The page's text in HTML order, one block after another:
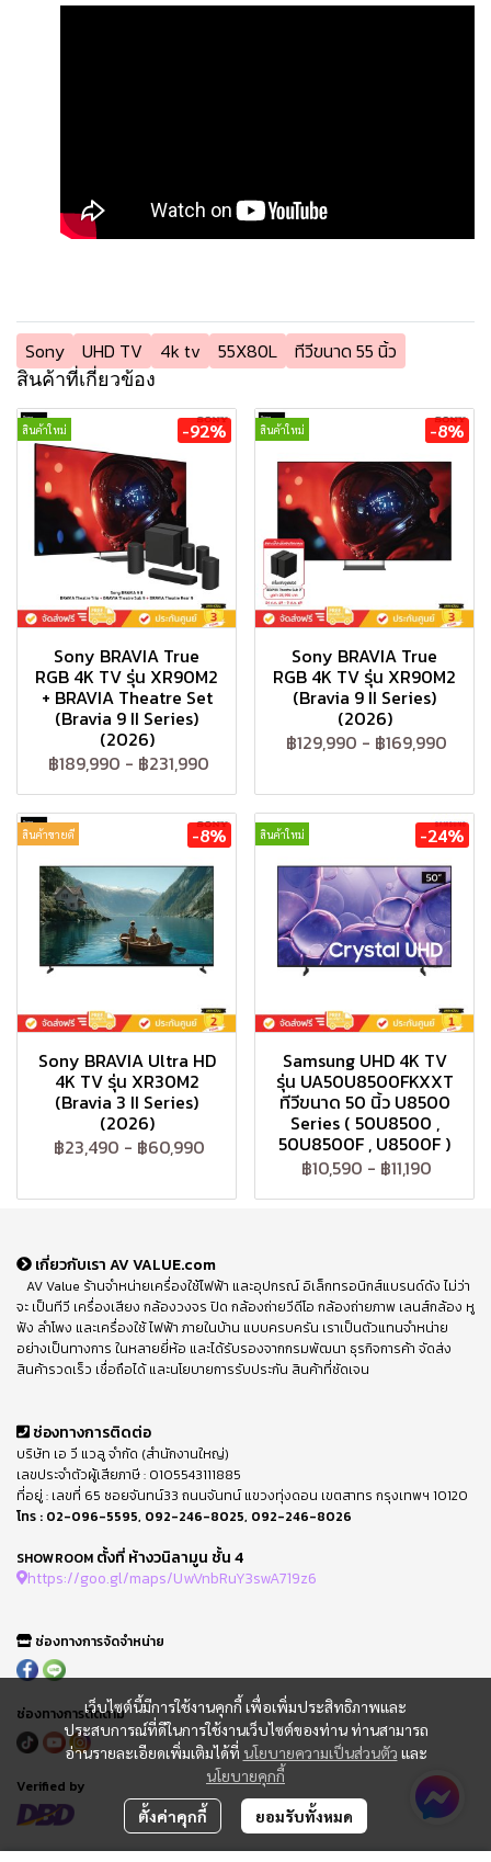
Sony UHD TV 4k tv 55X80L ทีวีขนาด 55 นิ้ว
สินค้าที่เกี่ยวข้อง
สินค้าใหม่ -92%
Sony BRAVIA True
RGB 4K TV รุ่น XR90M2
+ BRAVIA Theatre Set
(Bravia 9 II Series)
(2026)
฿189,990 - ฿231,990
สินค้าใหม่ -8%
Sony BRAVIA True
RGB 4K TV รุ่น XR90M2
(Bravia 9 II Series)
(2026)
฿129,990 - ฿169,990
สินค้าขายดี -8%
Sony BRAVIA Ultra HD
4K TV รุ่น XR30M2
(Bravia 3 II Series)
(2026)
฿23,490 - ฿60,990
สินค้าใหม่ -24%
Samsung UHD 4K TV
รุ่น UA50U8500FKXXT
ทีวีขนาด 50 นิ้ว U8500
Series ( 50U8500 ,
50U8500F , U8500F )
฿10,590 - ฿11,190
เว็บไซต์นี้มีการใช้งานคุกกี้ เพื่อเพิ่มประสิทธิภาพและ
ประสบการณ์ที่ดีในการใช้งานเว็บไซต์ของท่าน ท่านสามารถ
อ่านรายละเอียดเพิ่มเติมได้ที่ นโยบายความเป็นส่วนตัว และ
นโยบายคุกกี้
ตั้งค่าคุกกี้ ยอมรับทั้งหมด
เกี่ยวกับเรา AV VALUE.com
AV Value ร้านจำหน่ายเครื่องใช้ไฟฟ้า และอุปกรณ์ อิเล็กทรอนิกส์แบรนด์ดัง ไม่ว่า
จะ เป็นทีวี เครื่องเสียง กล้องวงจร ปิด กล้องถ่ายวีดีโอ กล้องถ่ายภาพ เลนส์กล้อง หู
ฟัง ลำโพง และเครื่องใช้ ไฟฟ้า ภายในบ้าน แบบครบครัน เราเป็นตัวแทนจำหน่าย
อย่างเป็นทางการ ในหลายยี่ห้อ และได้รับรองจากกรมพัฒนา ธุรกิจการค้า จัดส่ง
สินค้ารวดเร็ว เชื่อถือได้ และนโยบายการรับประกัน สินค้าที่ชัดเจน
ช่องทางการติดต่อ
บริษัท เอ วี แวลู จำกัด (สำนักงานใหญ่)
เลขประจำตัวผู้เสียภาษี : 0105543111885
ที่อยู่ : เลขที่ 65 ซอยจันทน์33 ถนนจันทน์ แขวงทุ่งดอน เขตสาทร กรุงเทพฯ 10120
โทร : 02-096-5595, 092-246-8025, 092-246-8026
SHOWROOM ตั้งที่ ห้างวนิลามูน ชั้น 4
https://goo.gl/maps/UwVnbRuY3swA719z6
ช่องทางการจัดจำหน่าย
ช่องทางการติดตาม
Verified by